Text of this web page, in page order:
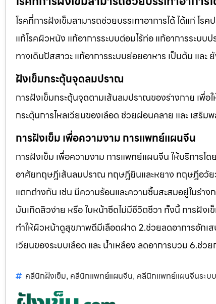
โรคที่การฝังเข็มสามารถช่วยบรรเทาอาการได้ ได้แก่ โ
แก้โรคผิวหนัง แก้อาการระบบต่อมไร้ท่อ แก้อาการระบบ
ทางเดินปัสสาวะ แก้อาการระบบย่อยอาหาร เป็นต้น และ
ฝังเข็มกระตุ้นจุดลมปราณ
การฝังเข็มกระตุ้นจุดตามเส้นลมปราณของร่างกาย เพื่
กระตุ้นการไหลเวียนของเลือด ช่วยผ่อนคลาย และ เสริ
การฝังเข็ม เพื่อความงาม การแพทย์แผนจีน
การฝังเข็ม เพื่อความงาม การแพทย์แผนจีน ให้บริการ
อาศัยทฤษฎีเส้นลมปราณ ทฤษฎียินและหยาง ทฤษฎีอวัย
แตกต่างกัน เช่น มีความร้อนและความชื้นสะสมอยู่ในร่า
มันเกิดสิวง่าย หรือ ใบหน้าซีดไม่มีชีวิตชีวา ทั้งนี้ การฝัง
ทำให้ผิวหน้าดูสุขภาพดีมีเลือดฝาด 2.ช่วยลดอาการอักเ
เวียนของระบบเลือด และ น้ำเหลือง ลดอาการบวม 6.ช่
คลีนิกฝังเข็ม, คลีนิกแพทย์แผนจีน, คลีนิกแพทย์แผนจีนระบ